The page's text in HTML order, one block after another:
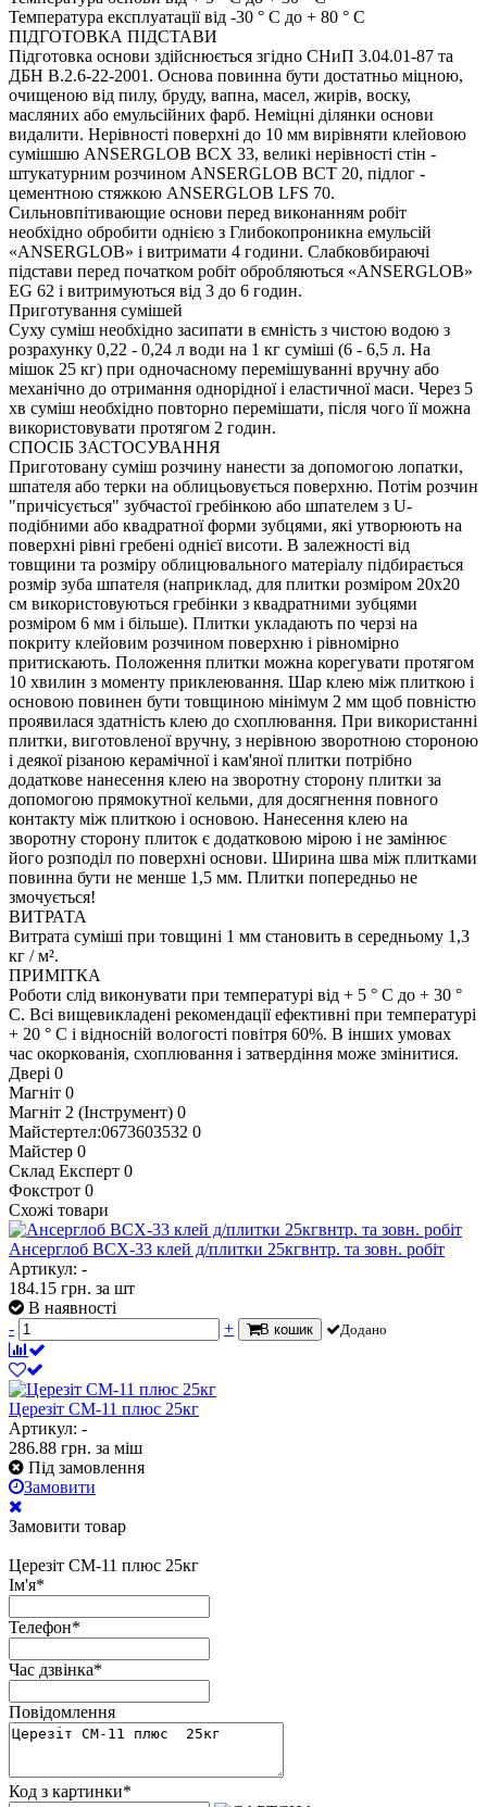
Температура експлуатації від -30 ° С до + 80 ° С
ПІДГОТОВКА ПІДСТАВИ
Підготовка основи здійснюється згідно СНиП 3.04.01-87 та
ДБН В.2.6-22-2001. Основа повинна бути достатньо міцною,
очищеною від пилу, бруду, вапна, масел, жирів, воску,
масляних або емульсійних фарб. Неміцні ділянки основи
видалити. Нерівності поверхні до 10 мм вирівняти клейовою
сумішшю ANSERGLOB BCX 33, великі нерівності стін -
штукатурним розчином ANSERGLOB BCT 20, підлог -
цементною стяжкою ANSERGLOB LFS 70.
Сильновпітивающие основи перед виконанням робіт
необхідно обробити однією з Глибокопроникна емульсій
«ANSERGLOB» і витримати 4 години. Слабковбираючі
підстави перед початком робіт обробляються «ANSERGLOB»
EG 62 і витримуються від 3 до 6 годин.
Приготування сумішей
Суху суміш необхідно засипати в ємність з чистою водою з
розрахунку 0,22 - 0,24 л води на 1 кг суміші (6 - 6,5 л. На
мішок 25 кг) при одночасному перемішуванні вручну або
механічно до отримання однорідної і еластичної маси. Через 5
хв суміш необхідно повторно перемішати, після чого її можна
використовувати протягом 2 годин.
СПОСІБ ЗАСТОСУВАННЯ
Приготовану суміш розчину нанести за допомогою лопатки,
шпателя або терки на облицьовується поверхню. Потім розчин
"причісується" зубчастої гребінкою або шпателем з U-
подібними або квадратної форми зубцями, які утворюють на
поверхні рівні гребені однієї висоти. В залежності від
товщини та розміру облицювального матеріалу підбирається
розмір зуба шпателя (наприклад, для плитки розміром 20х20
см використовуються гребінки з квадратними зубцями
розміром 6 мм і більше). Плитки укладають по черзі на
покриту клейовим розчином поверхню і рівномірно
притискають. Положення плитки можна корегувати протягом
10 хвилин з моменту приклеювання. Шар клею між плиткою і
основою повинен бути товщиною мінімум 2 мм щоб повністю
проявилася здатність клею до схоплювання. При використанні
плитки, виготовленої вручну, з нерівною зворотною стороною
і деякої різаною керамічної і кам'яної плитки потрібно
додаткове нанесення клею на зворотну сторону плитки за
допомогою прямокутної кельми, для досягнення повного
контакту між плиткою і основою. Нанесення клею на
зворотну сторону плиток є додатковою мірою і не замінює
його розподіл по поверхні основи. Ширина шва між плитками
повинна бути не менше 1,5 мм. Плитки попередньо не
змочується!
ВИТРАТА
Витрата суміші при товщині 1 мм становить в середньому 1,3
кг / м².
ПРИМІТКА
Роботи слід виконувати при температурі від + 5 ° С до + 30 °
С. Всі вищевикладені рекомендації ефективні при температурі
+ 20 ° С і відносній вологості повітря 60%. В інших умовах
час окоркованія, схоплювання і затвердіння може змінитися.
Двері 0
Магніт 0
Магніт 2 (Інструмент) 0
Майстертел:0673603532 0
Майстер 0
Склад Експерт 0
Фокстрот 0
Схожі товари
Ансерглоб ВСХ-33 клей д/плитки 25кгвнтр. та зовн. робіт
Артикул: -
184.15 грн. за шт
В наявності
-
+ В кошик Додано
Церезіт СМ-11 плюс 25кг
Артикул: -
286.88 грн. за міш
Під замовлення
Замовити
Замовити товар
Церезіт СМ-11 плюс 25кг
Ім'я*
Телефон*
Час дзвінка*
Повідомлення
Код з картинки*